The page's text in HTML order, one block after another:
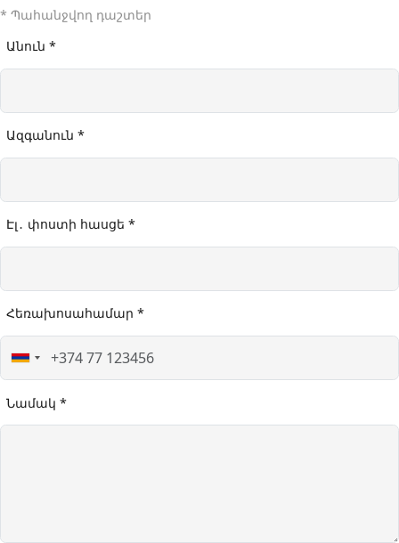
* Պահանջվող դաշտեր
Անուն *
Ազգանուն *
Էլ․ փոստի հասցե *
Հեռախոսահամար *
Նամակ *